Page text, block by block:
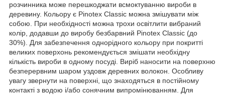
розчинника може перешкоджати всмоктуванню вироби в
деревину. Кольору є Pinotex Classic можна змішувати між
собою. При необхідності можна трохи освітлити вибраний
колір, додавши до виробу безбарвний Pinotex Classic (до
30%). Для забезпечення однорідного кольору при покритті
великих поверхонь рекомендується змішати необхідну
кількість вироби в одному посуді. Виріб наносити на поверхню
безперервним шаром уздовж деревних волокон. Особливу
увагу звернути на поверхні, що знаходяться в постійному
контакті з водою і/або сонячним випромінюванням. Для